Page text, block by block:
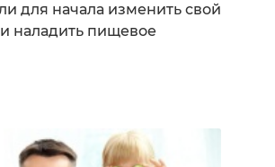
для начала изменить свой
наладить пищевое